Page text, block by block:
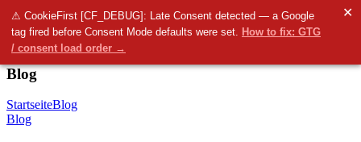
⚠ CookieFirst [CF_DEBUG]: Late Consent detected — a Google
tag fired before Consent Mode defaults were set. How to fix: GTG
/ consent load order →
✕
Menü
0 items 0.00
Blog
StartseiteBlog
Blog